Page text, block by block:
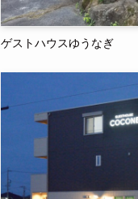
ゲストハウスゆうなぎ